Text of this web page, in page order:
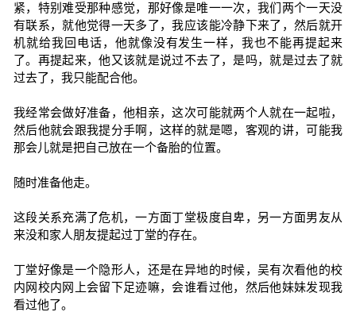
紧，特别难受那种感觉，那好像是唯一一次，我们两个一天没
有联系，就他觉得一天多了，我应该能冷静下来了，然后就开
机就给我回电话，他就像没有发生一样，我也不能再提起来
了。再提起来，他又该就是说过不去了，是吗，就是过去了就
过去了，我只能配合他。
我经常会做好准备，他相亲，这次可能就两个人就在一起啦，
然后他就会跟我提分手啊，这样的就是嗯，客观的讲，可能我
那会儿就是把自己放在一个备胎的位置。
随时准备他走。
这段关系充满了危机，一方面丁堂极度自卑，另一方面男友从
来没和家人朋友提起过丁堂的存在。
丁堂好像是一个隐形人，还是在异地的时候，吴有次看他的校
内网校内网上会留下足迹嘛，会谁看过他，然后他妹妹发现我
看过他了。